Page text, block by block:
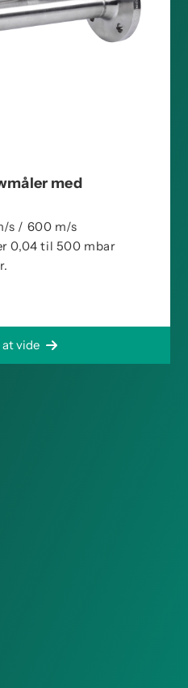
med
s / 600 m/s
0,04 til 500 mbar
at vide